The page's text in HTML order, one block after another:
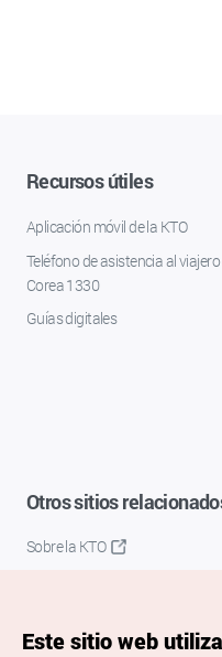
Recursos útiles
Aplicación móvil de la KTO
Teléfono de asistencia al
Corea 1330
Guías digitales
Otros sitios
Sobre la KTO
Este sitio web